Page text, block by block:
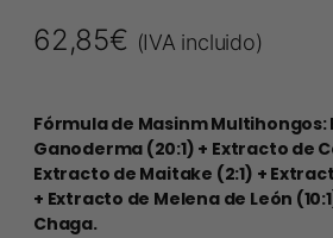
62,85€ (IVA incluido)
Fórmula de Masinm Multihongos:
Ganoderma (20:1) + Extracto de
Extracto de Maitake (2:1) +
+ Extracto de Melena de León
Chaga.